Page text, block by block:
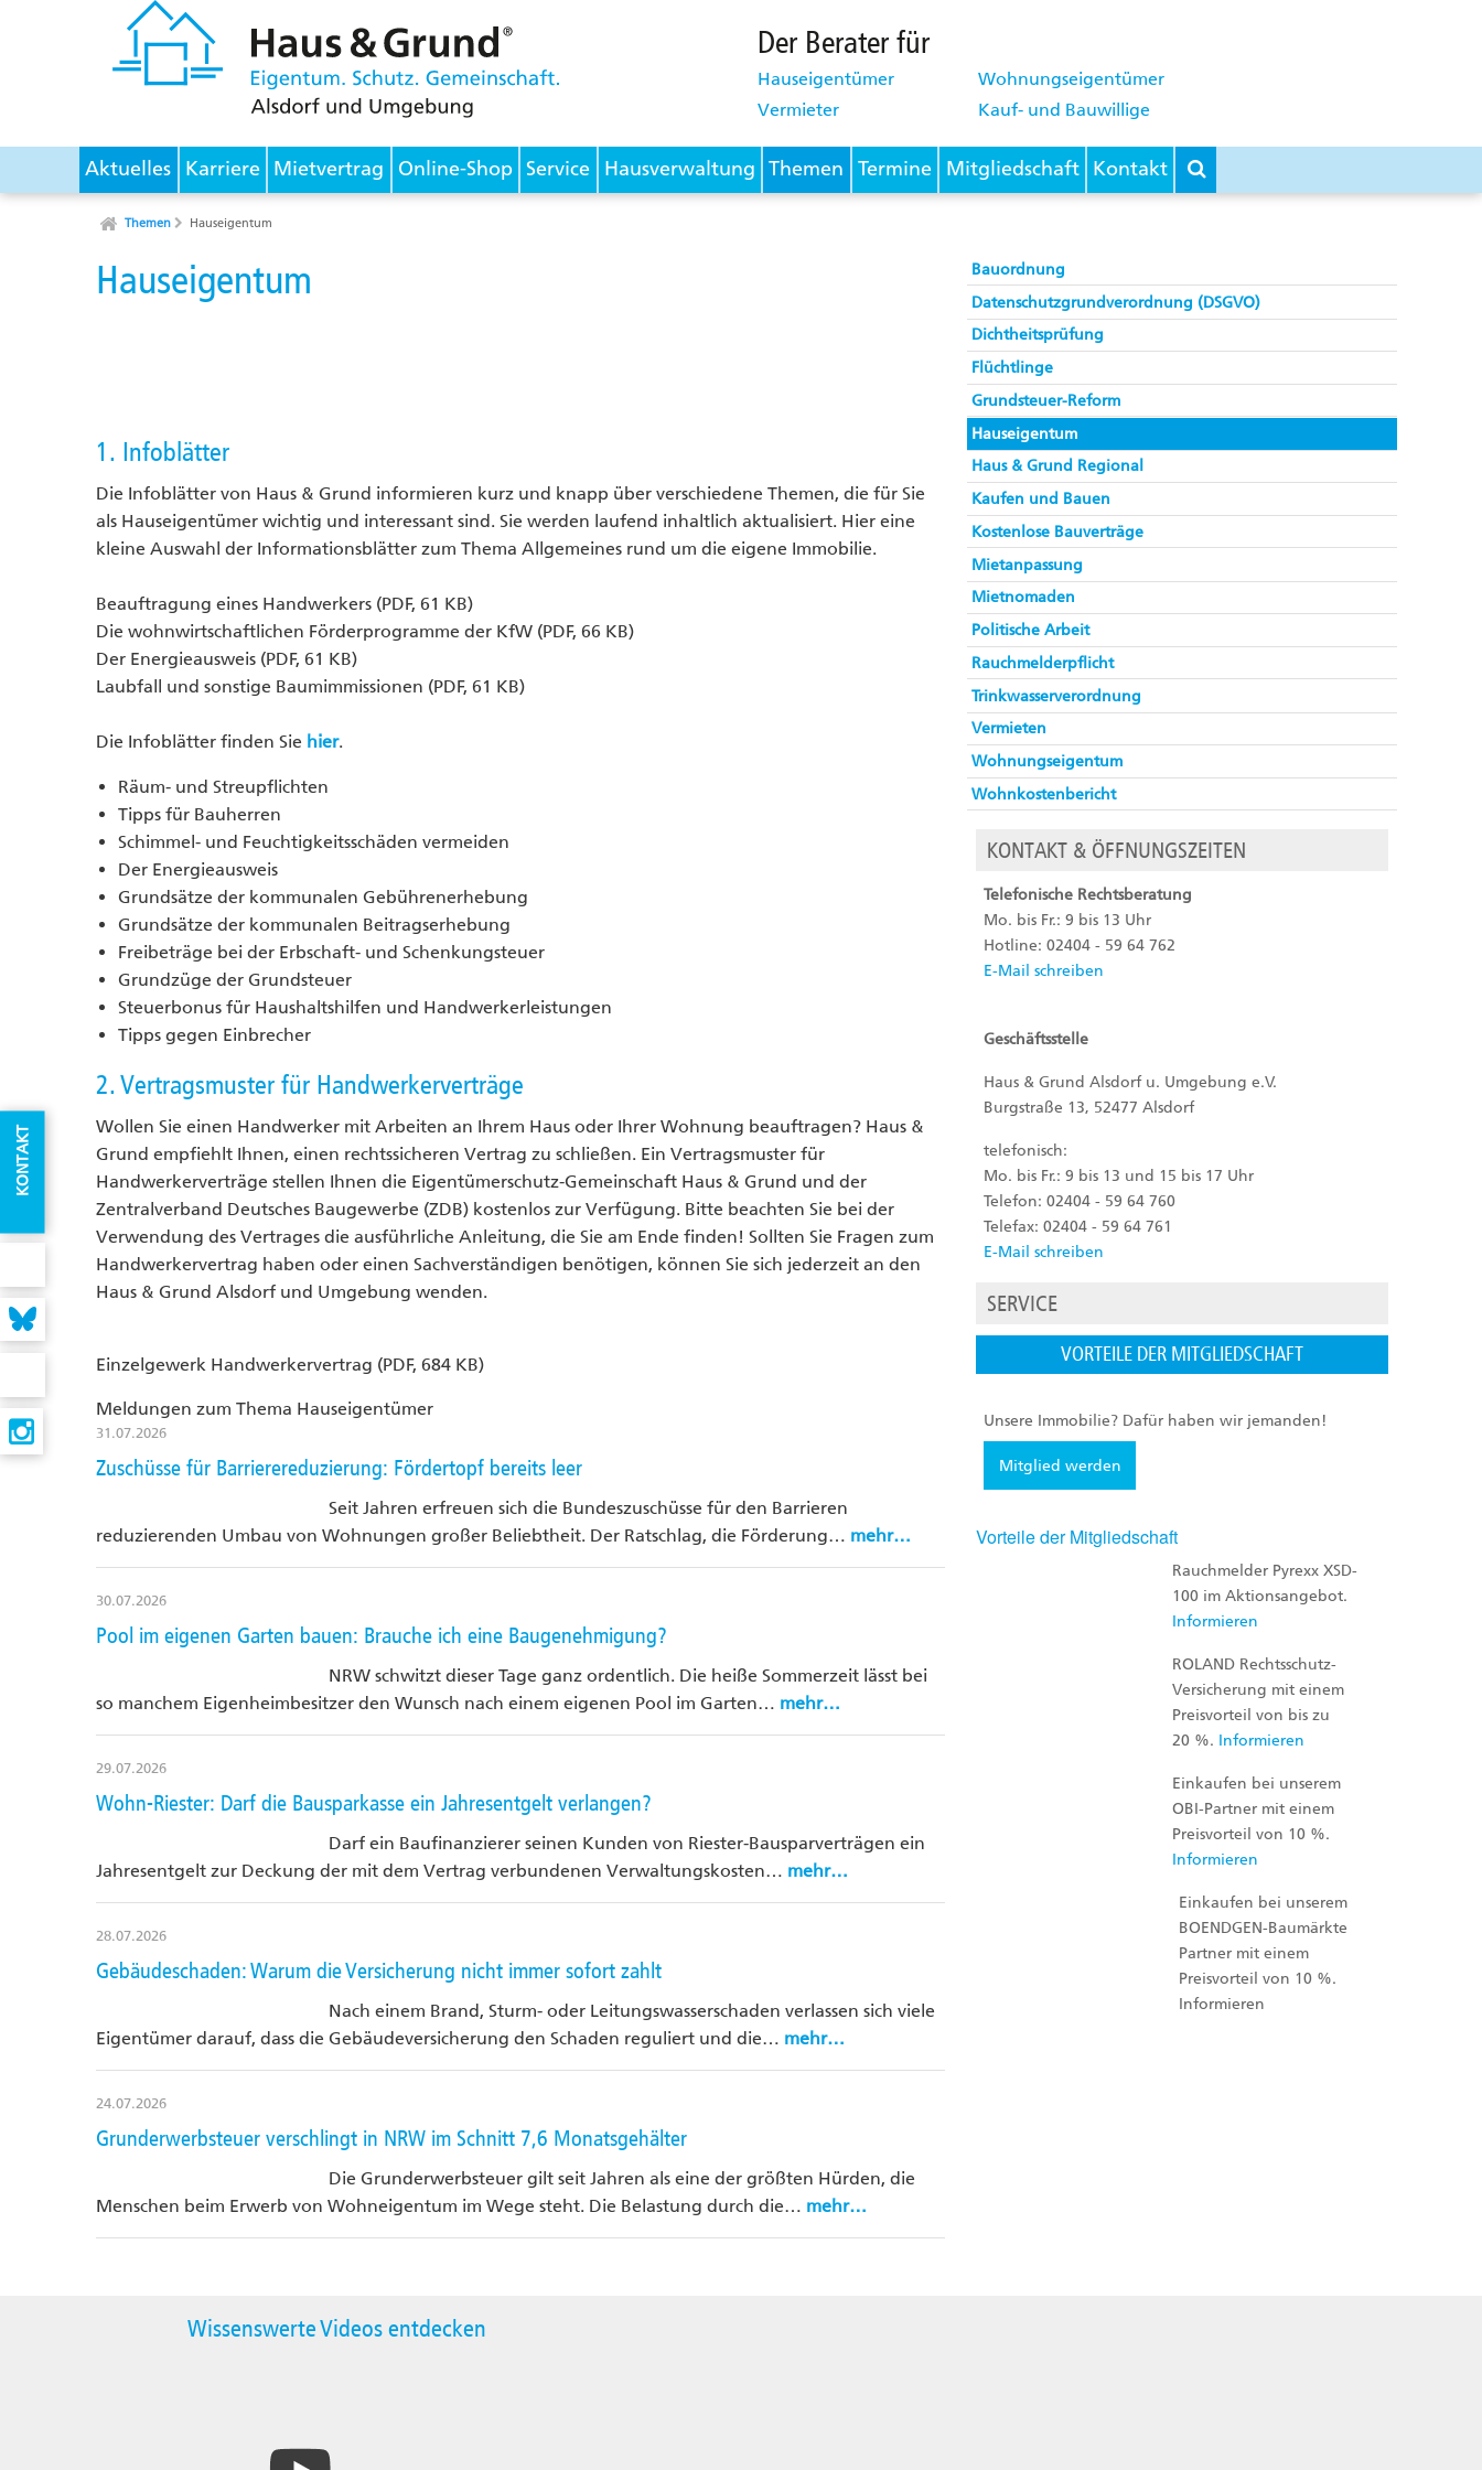
Der Berater für
Hauseigentümer
Wohnungseigentümer
Vermieter
Kauf- und Bauwillige
Aktuelles Karriere Mietvertrag Online-Shop Service Hausverwaltung Themen Termine Mitgliedschaft Kontakt
Themen Hauseigentum
Hauseigentum
1. Infoblätter
Die Infoblätter von Haus & Grund informieren kurz und knapp über verschiedene Themen, die für Sie
als Hauseigentümer wichtig und interessant sind. Sie werden laufend inhaltlich aktualisiert. Hier eine
kleine Auswahl der Informationsblätter zum Thema Allgemeines rund um die eigene Immobilie.
Beauftragung eines Handwerkers (PDF, 61 KB)
Die wohnwirtschaftlichen Förderprogramme der KfW (PDF, 66 KB)
Der Energieausweis (PDF, 61 KB)
Laubfall und sonstige Baumimmissionen (PDF, 61 KB)
Die Infoblätter finden Sie hier.
Räum- und Streupflichten
Tipps für Bauherren
Schimmel- und Feuchtigkeitsschäden vermeiden
Der Energieausweis
Grundsätze der kommunalen Gebührenerhebung
Grundsätze der kommunalen Beitragserhebung
Freibeträge bei der Erbschaft- und Schenkungsteuer
Grundzüge der Grundsteuer
Steuerbonus für Haushaltshilfen und Handwerkerleistungen
Tipps gegen Einbrecher
2. Vertragsmuster für Handwerkerverträge
Wollen Sie einen Handwerker mit Arbeiten an Ihrem Haus oder Ihrer Wohnung beauftragen? Haus &
Grund empfiehlt Ihnen, einen rechtssicheren Vertrag zu schließen. Ein Vertragsmuster für
Handwerkerverträge stellen Ihnen die Eigentümerschutz-Gemeinschaft Haus & Grund und der
Zentralverband Deutsches Baugewerbe (ZDB) kostenlos zur Verfügung. Bitte beachten Sie bei der
Verwendung des Vertrages die ausführliche Anleitung, die Sie am Ende finden! Sollten Sie Fragen zum
Handwerkervertrag haben oder einen Sachverständigen benötigen, können Sie sich jederzeit an den
Haus & Grund Alsdorf und Umgebung wenden.
Einzelgewerk Handwerkervertrag (PDF, 684 KB)
Meldungen zum Thema Hauseigentümer
31.07.2026
Zuschüsse für Barrierereduzierung: Fördertopf bereits leer
Seit Jahren erfreuen sich die Bundeszuschüsse für den Barrieren
reduzierenden Umbau von Wohnungen großer Beliebtheit. Der Ratschlag, die Förderung… mehr…
30.07.2026
Pool im eigenen Garten bauen: Brauche ich eine Baugenehmigung?
NRW schwitzt dieser Tage ganz ordentlich. Die heiße Sommerzeit lässt bei
so manchem Eigenheimbesitzer den Wunsch nach einem eigenen Pool im Garten… mehr…
29.07.2026
Wohn-Riester: Darf die Bausparkasse ein Jahresentgelt verlangen?
Darf ein Baufinanzierer seinen Kunden von Riester-Bausparverträgen ein
Jahresentgelt zur Deckung der mit dem Vertrag verbundenen Verwaltungskosten… mehr…
28.07.2026
Gebäudeschaden: Warum die Versicherung nicht immer sofort zahlt
Nach einem Brand, Sturm- oder Leitungswasserschaden verlassen sich viele
Eigentümer darauf, dass die Gebäudeversicherung den Schaden reguliert und die… mehr…
24.07.2026
Grunderwerbsteuer verschlingt in NRW im Schnitt 7,6 Monatsgehälter
Die Grunderwerbsteuer gilt seit Jahren als eine der größten Hürden, die
Menschen beim Erwerb von Wohneigentum im Wege steht. Die Belastung durch die… mehr…
Bauordnung
Datenschutzgrundverordnung (DSGVO)
Dichtheitsprüfung
Flüchtlinge
Grundsteuer-Reform
Hauseigentum
Haus & Grund Regional
Kaufen und Bauen
Kostenlose Bauverträge
Mietanpassung
Mietnomaden
Politische Arbeit
Rauchmelderpflicht
Trinkwasserverordnung
Vermieten
Wohnungseigentum
Wohnkostenbericht
KONTAKT & ÖFFNUNGSZEITEN
Telefonische Rechtsberatung
Mo. bis Fr.: 9 bis 13 Uhr
Hotline: 02404 - 59 64 762
E-Mail schreiben
Geschäftsstelle
Haus & Grund Alsdorf u. Umgebung e.V.
Burgstraße 13, 52477 Alsdorf
telefonisch:
Mo. bis Fr.: 9 bis 13 und 15 bis 17 Uhr
Telefon: 02404 - 59 64 760
Telefax: 02404 - 59 64 761
E-Mail schreiben
SERVICE
VORTEILE DER MITGLIEDSCHAFT
Unsere Immobilie? Dafür haben wir jemanden!
Mitglied werden
Vorteile der Mitgliedschaft
Rauchmelder Pyrexx XSD-
100 im Aktionsangebot.
Informieren
ROLAND Rechtsschutz-
Versicherung mit einem
Preisvorteil von bis zu
20 %. Informieren
Einkaufen bei unserem
OBI-Partner mit einem
Preisvorteil von 10 %.
Informieren
Einkaufen bei unserem
BOENDGEN-Baumärkte
Partner mit einem
Preisvorteil von 10 %.
Informieren
Wissenswerte Videos entdecken
KONTAKT